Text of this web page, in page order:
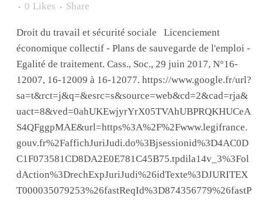
0 Likes Share
Droit du travail et sécurité sociale Licenciement
économique collectif - Plans de sauvegarde de l'emploi -
Egalité de traitement. Cass., Soc., 29 juin 2017, N°16-
12007, 16-12009 à 16-12077. https://www.google.fr/url?
sa=t&rct=j&q=&esrc=s&source=web&cd=2&cad=rja&
uact=8&ved=0ahUKEwjyrYrX05TVAhUBPRQKHUCeA
S4QFggpMAE&url=https%3A%2F%2Fwww.legifrance.
gouv.fr%2FaffichJuriJudi.do%3Bjsessionid%3D4AC0D
C1F073581CD8DA2E0E781C45B75.tpdila14v_3%3Fol
dAction%3DrechExpJuriJudi%26idTexte%3DJURITEX
T000035079253%26fastReqId%3D874356779%26fastP